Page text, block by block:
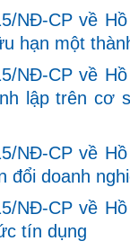
NĐ-CP về
hạn một
NĐ-CP về
lập trên cơ
NĐ-CP về
đổi doanh
NĐ-CP về
tín dụng